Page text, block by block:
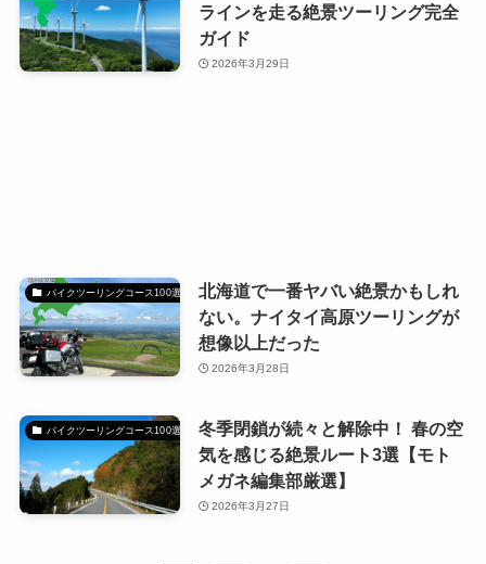
ラインを走る絶景ツーリング完全
ガイド
2026年3月29日
バイクツーリングコース100選
北海道で一番ヤバい絶景かもしれ
ない。ナイタイ高原ツーリングが
想像以上だった
2026年3月28日
バイクツーリングコース100選
冬季閉鎖が続々と解除中！ 春の空
気を感じる絶景ルート3選【モト
メガネ編集部厳選】
2026年3月27日